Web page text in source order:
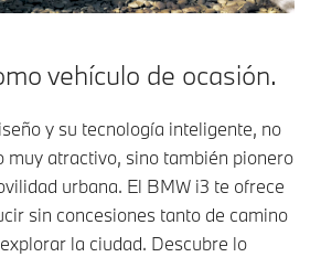
vehículo de ocasión.
y su tecnología inteligente, no
muy atractivo, sino también pionero
urbana. El BMW i3 te ofrece
sin concesiones tanto de camino
la ciudad. Descubre lo